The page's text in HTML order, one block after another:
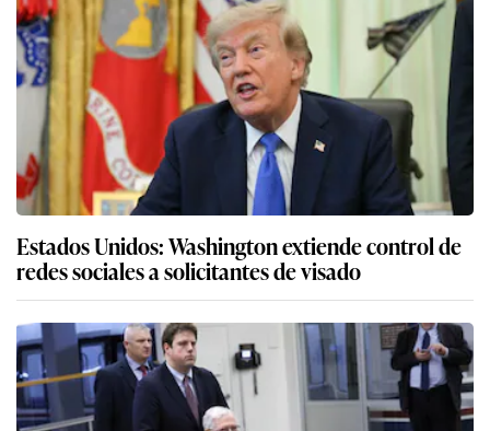
Estados Unidos: Washington extiende control de
redes sociales a solicitantes de visado